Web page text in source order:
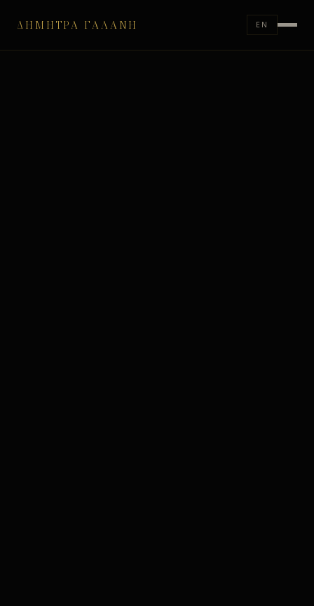
ΔΉΜΗΤΡΑ ΓΑΛΆΝΗ EN